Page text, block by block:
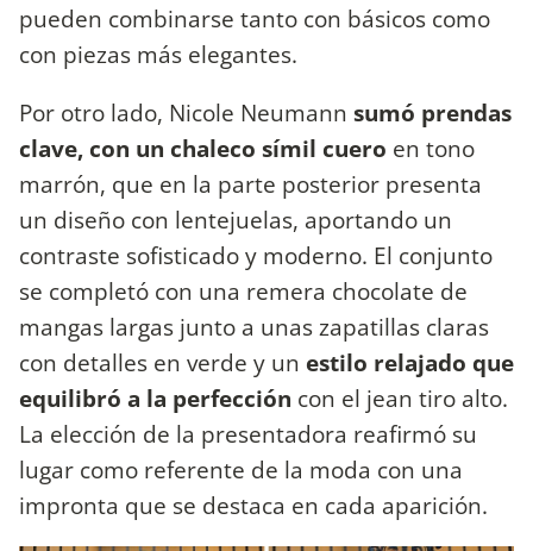
pueden combinarse tanto con básicos como
con piezas más elegantes.
Por otro lado, Nicole Neumann sumó prendas
clave, con un chaleco símil cuero en tono
marrón, que en la parte posterior presenta
un diseño con lentejuelas, aportando un
contraste sofisticado y moderno. El conjunto
se completó con una remera chocolate de
mangas largas junto a unas zapatillas claras
con detalles en verde y un estilo relajado que
equilibró a la perfección con el jean tiro alto.
La elección de la presentadora reafirmó su
lugar como referente de la moda con una
impronta que se destaca en cada aparición.